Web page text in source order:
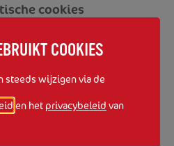
cookies
om informatie te
gebruik van onze
om de prestaties
website en specifieke
COOKIES
steeds wijzigen via de
en het privacybeleid van